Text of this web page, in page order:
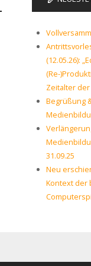
(12.05.26):
(Re-
Zeitalter der
Begrüßung
31.09.25
Neu
Kontext der